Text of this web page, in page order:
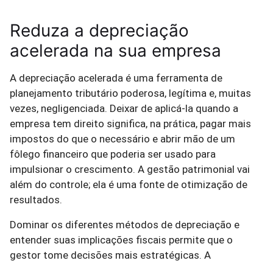
Reduza a depreciação
acelerada na sua empresa
A depreciação acelerada é uma ferramenta de
planejamento tributário poderosa, legítima e, muitas
vezes, negligenciada. Deixar de aplicá-la quando a
empresa tem direito significa, na prática, pagar mais
impostos do que o necessário e abrir mão de um
fôlego financeiro que poderia ser usado para
impulsionar o crescimento. A gestão patrimonial vai
além do controle; ela é uma fonte de otimização de
resultados.
Dominar os diferentes métodos de depreciação e
entender suas implicações fiscais permite que o
gestor tome decisões mais estratégicas. A